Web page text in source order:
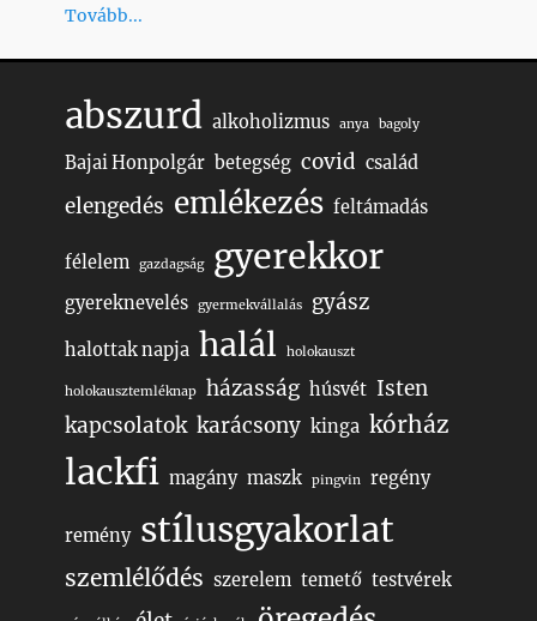
Tovább...
abszurd alkoholizmus anya bagoly
Bajai Honpolgár betegség covid család
elengedés emlékezés feltámadás
félelem gazdagság gyerekkor
gyereknevelés gyermekvállalás gyász
halottak napja halál holokauszt
holokausztemléknap házasság húsvét Isten
kapcsolatok karácsony kinga kórház
lackfi magány maszk pingvin regény
remény stílusgyakorlat
szemlélődés szerelem temető testvérek